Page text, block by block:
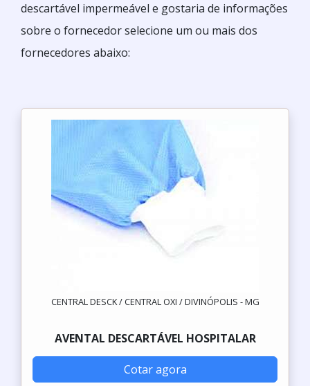
descartável impermeável e gostaria de informações
sobre o fornecedor selecione um ou mais dos
fornecedores abaixo:
CENTRAL DESCK / CENTRAL OXI / DIVINÓPOLIS - MG
AVENTAL DESCARTÁVEL HOSPITALAR
Cotar agora